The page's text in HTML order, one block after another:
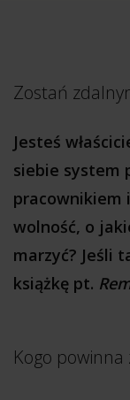
Zostań
Jesteś
siebie system
pracownikiem
wolność, o
marzyć? Jeśli
książkę pt.
Kogo